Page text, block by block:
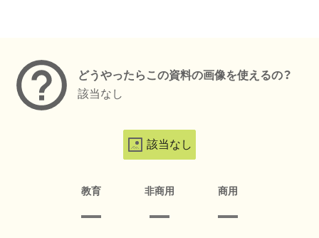
どうやったらこの資料の画像を使えるの？
該当なし
該当なし
教育 非商用 商用